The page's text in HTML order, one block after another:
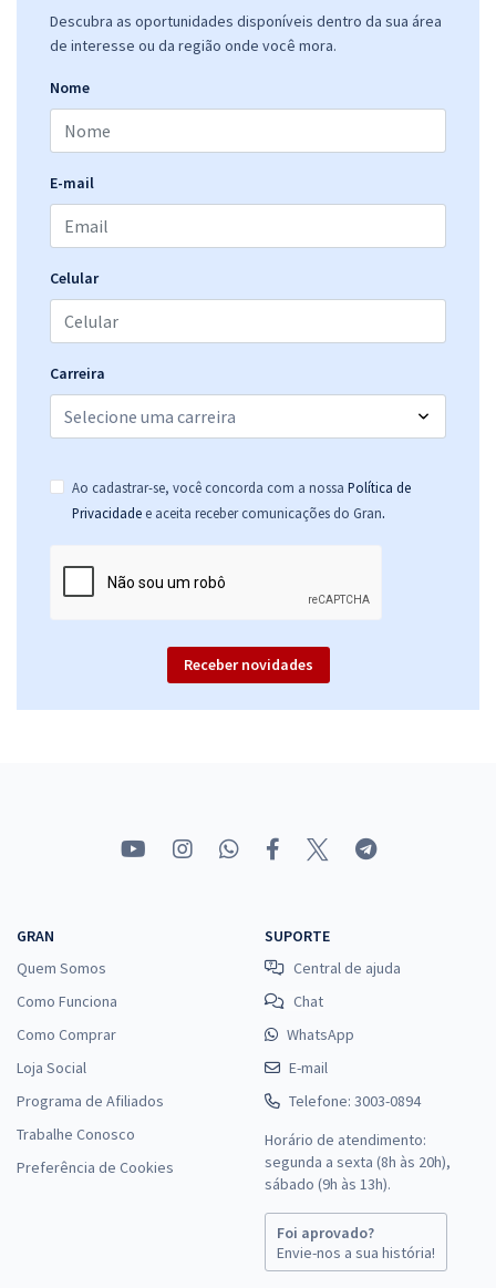
Descubra as oportunidades disponíveis dentro da sua área
de interesse ou da região onde você mora.
Nome
E-mail
Celular
Carreira
Ao cadastrar-se, você concorda com a nossa Política de
Privacidade e aceita receber comunicações do Gran.
Receber novidades
GRAN
Quem Somos
Como Funciona
Como Comprar
Loja Social
Programa de Afiliados
Trabalhe Conosco
Preferência de Cookies
SUPORTE
Central de ajuda
Chat
WhatsApp
E-mail
Telefone: 3003-0894
Horário de atendimento:
segunda a sexta (8h às 20h),
sábado (9h às 13h).
Foi aprovado?
Envie-nos a sua história!